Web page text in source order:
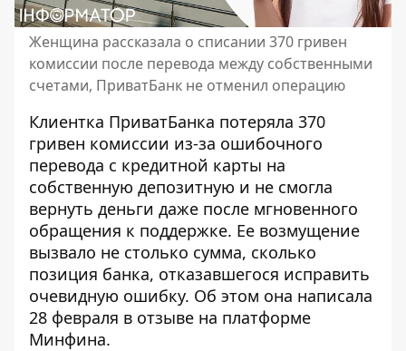
Женщина рассказала о списании 370 гривен
комиссии после перевода между собственными
счетами, ПриватБанк не отменил операцию
Клиентка ПриватБанка потеряла 370
гривен комиссии из-за ошибочного
перевода с кредитной карты на
собственную депозитную и не смогла
вернуть деньги даже после мгновенного
обращения к поддержке. Ее возмущение
вызвало не столько сумма, сколько
позиция банка, отказавшегося исправить
очевидную ошибку. Об этом она написала
28 февраля в отзыве на платформе
Минфина.